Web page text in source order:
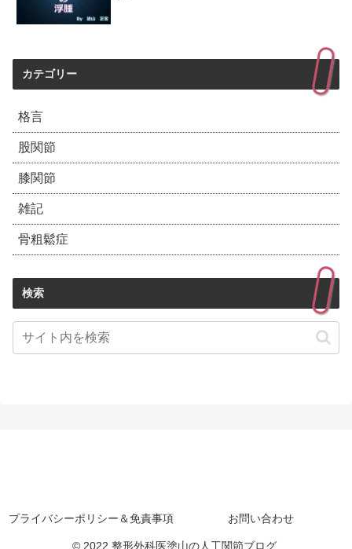
カテゴリー
格言
股関節
膝関節
雑記
骨粗鬆症
検索
プライバシーポリシー＆免責事項 お問い合わせ
© 2022 整形外科医塗山の人工関節ブログ.